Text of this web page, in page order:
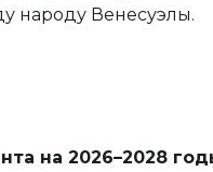
народу Венесуэлы.
на 2026–2028